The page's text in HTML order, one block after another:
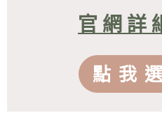
官 網 詳
點我